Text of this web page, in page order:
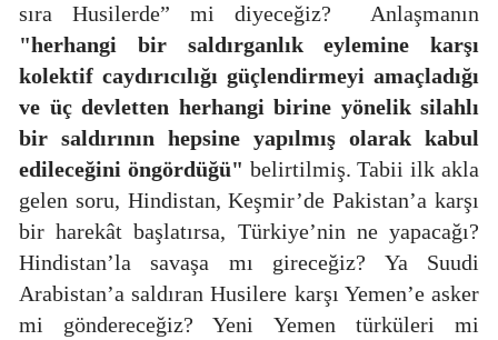
sıra Husilerde” mi diyeceğiz?
Anlaşmanın
"herhangi bir saldırganlık eylemine karşı
kolektif caydırıcılığı güçlendirmeyi amaçladığı
ve üç devletten herhangi birine yönelik silahlı
bir saldırının hepsine yapılmış olarak kabul
edileceğini öngördüğü" belirtilmiş. Tabii ilk akla
gelen soru, Hindistan, Keşmir’de Pakistan’a karşı
bir harekât başlatırsa, Türkiye’nin ne yapacağı?
Hindistan’la savaşa mı gireceğiz? Ya Suudi
Arabistan’a saldıran Husilere karşı Yemen’e asker
mi göndereceğiz? Yeni Yemen türküleri mi